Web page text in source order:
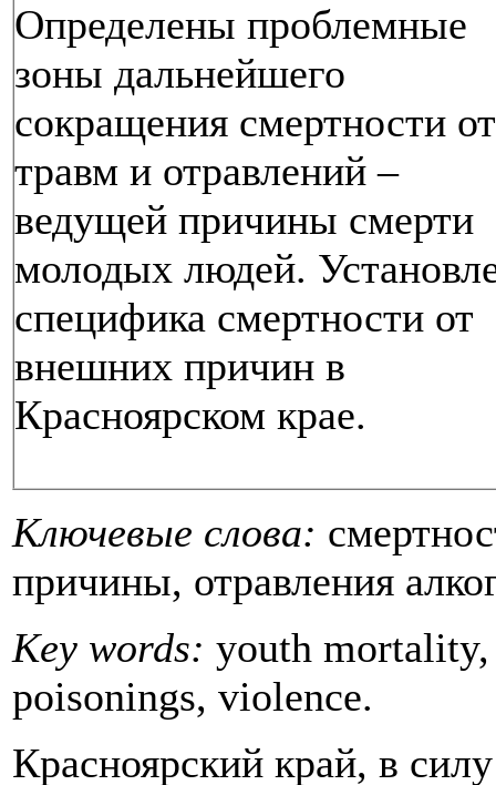
Определены проблемные
зоны дальнейшего
сокращения смертности от
травм и отравлений –
ведущей причины смерти
молодых людей.
специфика смертности от
внешних причин в
Красноярском крае.
Ключевые слова:
причины, отравления
Key words: youth mortality,
poisonings, violence.
Красноярский край, в